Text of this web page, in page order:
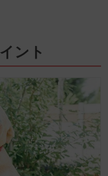
ント